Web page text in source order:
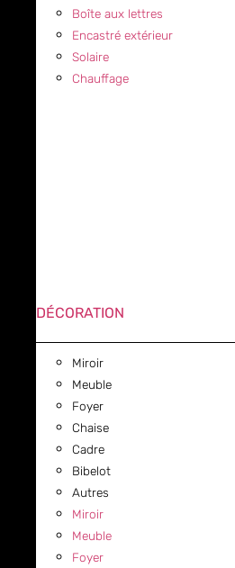
Boîte aux lettres
Encastré extérieur
Solaire
Chauffage
DÉCORATION
Miroir
Meuble
Foyer
Chaise
Cadre
Bibelot
Autres
Miroir
Meuble
Foyer